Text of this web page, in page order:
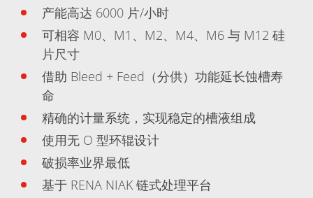
产能高达 6000 片/小时
可相容 M0、M1、M2、M4、M6 与 M12 硅
片尺寸
借助 Bleed + Feed（分供）功能延长蚀槽寿
命
精确的计量系统，实现稳定的槽液组成
使用无 O 型环辊设计
破损率业界最低
基于 RENA NIAK 链式处理平台